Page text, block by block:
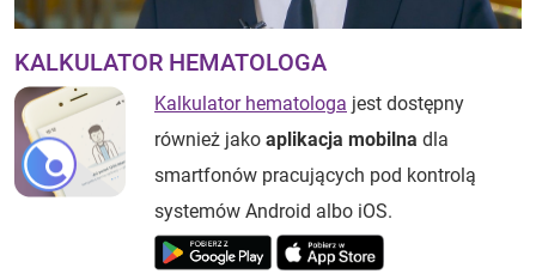
KALKULATOR HEMATOLOGA
Kalkulator hematologa jest dostępny
również jako aplikacja mobilna dla
smartfonów pracujących pod kontrolą
systemów Android albo iOS.